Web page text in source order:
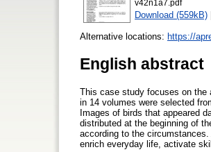
v42n1a7.pdf
Download (559kB)
Alternative locations: https://
English abstract
This case study focuses on the
in 14 volumes were selected
Images of birds that appeared
distributed at the beginning of
according to the
enrich everyday life, activate